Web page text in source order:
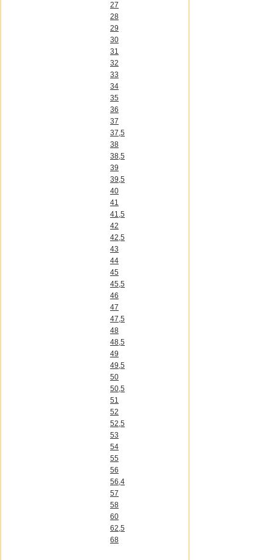
27
28
29
30
31
32
33
34
35
36
37
37,5
38
38,5
39
39,5
40
41
41,5
42
42,5
43
44
45
45,5
46
47
47,5
48
48,5
49
49,5
50
50,5
51
52
52,5
53
54
55
56
56,4
57
58
60
62,5
68